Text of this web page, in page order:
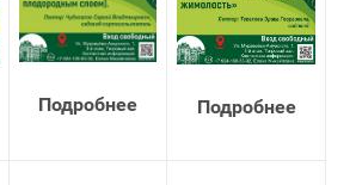
Подробнее Подробнее